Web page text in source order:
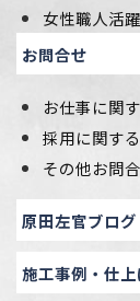
女性職人活
お問合せ
お仕事に関
採用に関す
その他お問
原田左官ブログ
施工事例・仕